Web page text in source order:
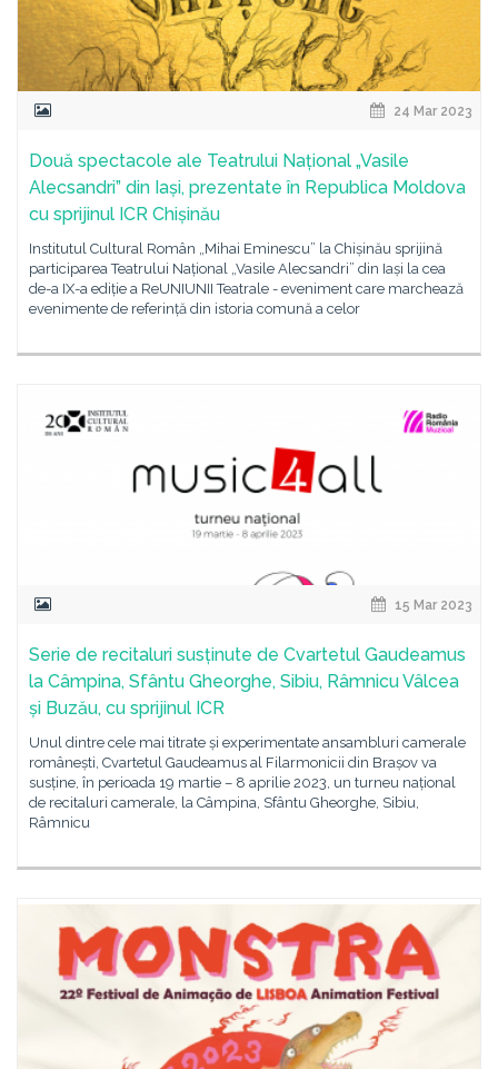
24 Mar 2023
Două spectacole ale Teatrului Național „Vasile
Alecsandri” din Iași, prezentate în Republica Moldova
cu sprijinul ICR Chișinău
Institutul Cultural Român „Mihai Eminescu” la Chișinău sprijină
participarea Teatrului Național „Vasile Alecsandri” din Iași la cea
de-a IX-a ediție a ReUNIUNII Teatrale - eveniment care marchează
evenimente de referință din istoria comună a celor
15 Mar 2023
Serie de recitaluri susținute de Cvartetul Gaudeamus
la Câmpina, Sfântu Gheorghe, Sibiu, Râmnicu Vâlcea
și Buzău, cu sprijinul ICR
Unul dintre cele mai titrate și experimentate ansambluri camerale
românești, Cvartetul Gaudeamus al Filarmonicii din Brașov va
susține, în perioada 19 martie – 8 aprilie 2023, un turneu național
de recitaluri camerale, la Câmpina, Sfântu Gheorghe, Sibiu,
Râmnicu